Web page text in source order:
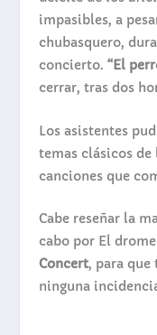
impasibles, a
chubasquero,
concierto. “El
cerrar, tras dos
Los asistentes
temas clásicos de
canciones que
Cabe reseñar la
cabo porEl
Concert, para que
ninguna